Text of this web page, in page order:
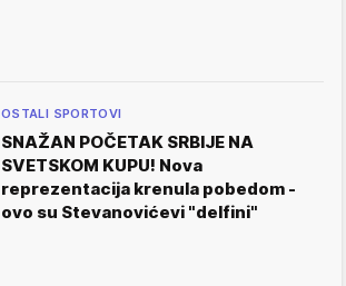
OSTALI SPORTOVI
SNAŽAN POČETAK SRBIJE NA
SVETSKOM KUPU! Nova
reprezentacija krenula pobedom -
ovo su Stevanovićevi "delfini"